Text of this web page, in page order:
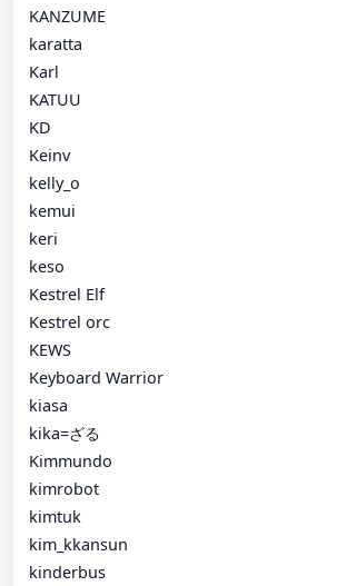
KANZUME
karatta
Karl
KATUU
KD
Keinv
kelly_o
kemui
keri
keso
Kestrel Elf
Kestrel orc
KEWS
Keyboard Warrior
kiasa
kika=ざる
Kimmundo
kimrobot
kimtuk
kim_kkansun
kinderbus